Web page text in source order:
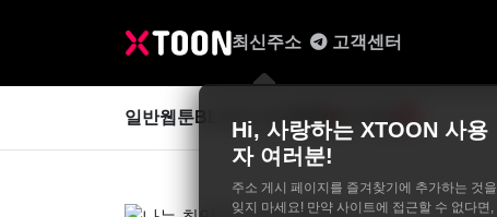
최신주소
Hi, 사랑하는 XTOON 사용
자 여러분!
주소 게시 페이지를 즐겨찾기에 추가하는 것을
잊지 마세요! 만약 사이트에 접근할 수 없다면,
고객센터
일반웹툰BL&GL 성인웹툰